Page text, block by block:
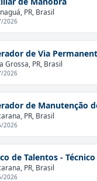
PR, Brasil
2026
de Via
Grossa, PR, Brasil
2026
de Manutenção
PR, Brasil
2026
de Talentos -
PR, Brasil
2026